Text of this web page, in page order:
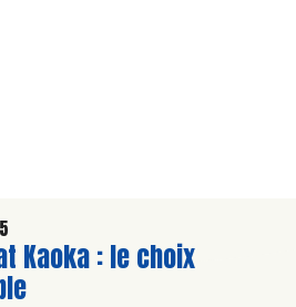
de l'article
Kaoka : le choix